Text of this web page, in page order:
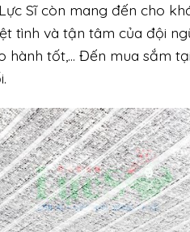
Sĩ còn mang đến cho
tình và tận tâm của đội
hành tốt,… Đến mua sắm